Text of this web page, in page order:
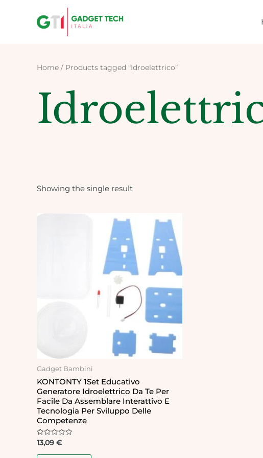
Home / Products tagged “Idroelettrico”
Showing the single result
Gadget Bambini
KONTONTY 1Set Educativo
Generatore Idroelettrico Da Te Per
Facile Da Assemblare Interattivo E
Tecnologia Per Sviluppo Delle
Competenze
Rated
out
13,09 €